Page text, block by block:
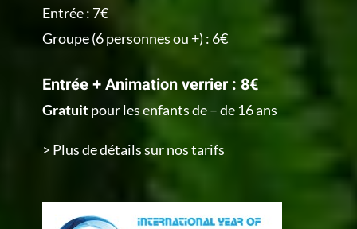
Entrée : 7€
Groupe (6 personnes ou +) : 6€
Entrée + Animation verrier : 8€
Gratuitpour les enfants de – de 16 ans
> Plus de détails sur nos tarifs